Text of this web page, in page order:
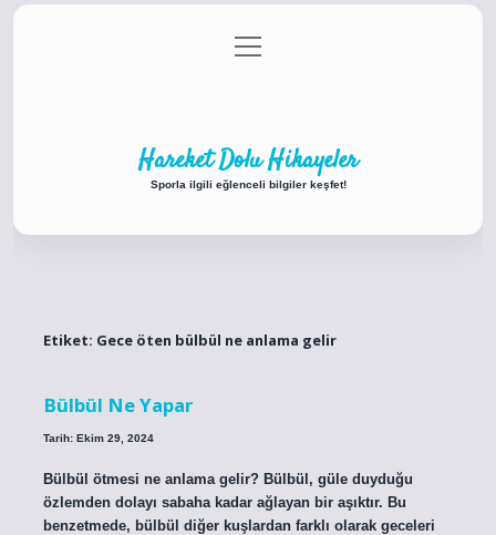
Gizlilik Politikası
menüyü
aç
Hareket Dolu Hikayeler
Sporla ilgili eğlenceli bilgiler keşfet!
Etiket: Gece öten bülbül ne anlama gelir
Bülbül Ne Yapar
Tarih: Ekim 29, 2024
Bülbül ötmesi ne anlama gelir? Bülbül, güle duyduğu
özlemden dolayı sabaha kadar ağlayan bir aşıktır. Bu
benzetmede, bülbül diğer kuşlardan farklı olarak geceleri